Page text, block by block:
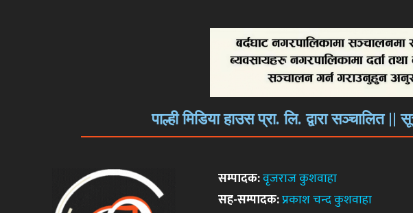
पाल्ही मिडिया हाउस प्रा. लि. द्वारा
सम्पादक:वृजराज कुशवाहा
सह-सम्पादक:प्रकाश चन्द कुशवाहा